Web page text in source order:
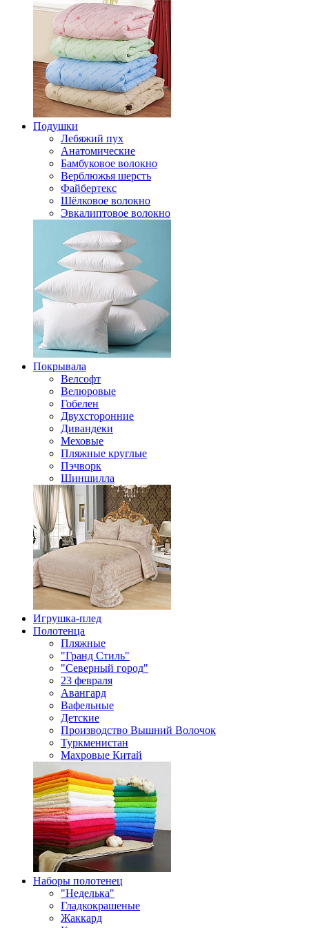
Подушки
Лебяжий пух
Анатомические
Бамбуковое волокно
Верблюжья шерсть
Файбертекс
Шёлковое волокно
Эвкалиптовое волокно
Покрывала
Велсофт
Велюровые
Гобелен
Двухсторонние
Дивандеки
Меховые
Пляжные круглые
Пэчворк
Шиншилла
Игрушка-плед
Полотенца
Пляжные
"Гранд Стиль"
"Северный город"
23 февраля
Авангард
Вафельные
Детские
Производство Вышний Волочок
Туркменистан
Махровые Китай
Наборы полотенец
"Неделька"
Гладкокрашеные
Жаккард